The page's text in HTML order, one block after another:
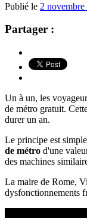
Publié le 2 novembre
Partager :
Un à un, les
de métro gratuit.
durer un an.
Le principe est
de métro d'une
des machines
La maire de Rome,
dysfonctionnements